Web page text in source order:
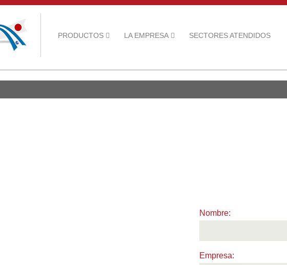
PRODUCTOS LA EMPRESA SECTORES ATENDIDOS
Nombre:
Empresa: